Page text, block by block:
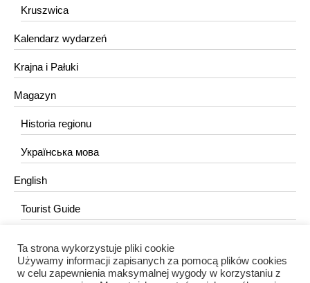
Kruszwica
Kalendarz wydarzeń
Krajna i Pałuki
Magazyn
Historia regionu
Українська мова
English
Tourist Guide
KONTAKT
Ta strona wykorzystuje pliki cookie
Używamy informacji zapisanych za pomocą plików cookies
w celu zapewnienia maksymalnej wygody w korzystaniu z